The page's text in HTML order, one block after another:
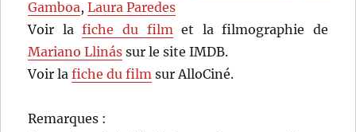
Gamboa,Laura Paredes
Voir lafiche du filmet la filmographie de
Mariano Llinás sur le site IMDB.
Voir lafiche du film sur AlloCiné.
Remarques :